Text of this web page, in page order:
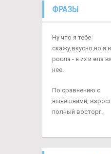
ФРАЗЫ
Ну что я тебе
скажу,вкусно,но я
росла - я их и ела
нее.
По сравнению с
нынешними,
полный восторг.